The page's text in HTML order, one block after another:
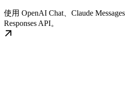
使用 OpenAI Chat、Claude
Responses API。